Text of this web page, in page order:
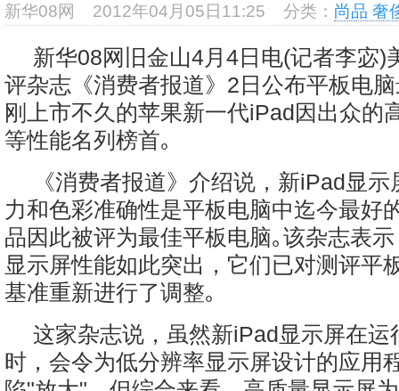
新华08网 2012年04月05日11:25 分类： 尚品 奢
新华08网旧金山4月4日电(记者李宓)
评杂志《消费者报道》2日公布平板电
刚上市不久的苹果新一代iPad因出众的
等性能名列榜首｡
《消费者报道》介绍说，新iPad显
力和色彩准确性是平板电脑中迄今最好
品因此被评为最佳平板电脑｡该杂志表
显示屏性能如此突出，它们已对测评平
基准重新进行了调整｡
这家杂志说，虽然新iPad显示屏在运
时，会令为低分辨率显示屏设计的应用